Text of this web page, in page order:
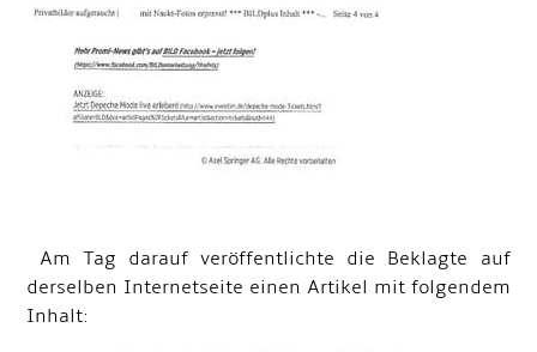
Am Tag darauf veröffentlichte die Beklagte auf
derselben Internetseite einen Artikel mit folgendem
Inhalt: